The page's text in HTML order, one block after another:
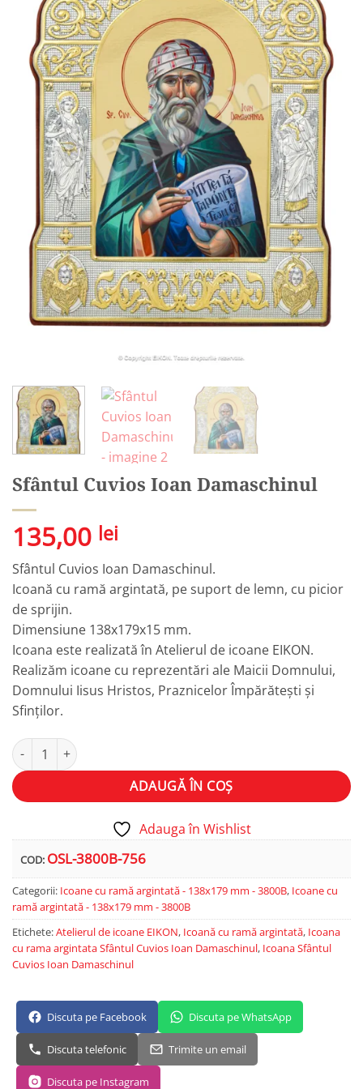
Sfântul Cuvios Ioan Damaschinul
135,00 lei
Sfântul Cuvios Ioan Damaschinul.
Icoană cu ramă argintată, pe suport de lemn, cu picior
de sprijin.
Dimensiune 138x179x15 mm.
Icoana este realizată în Atelierul de icoane EIKON.
Realizăm icoane cu reprezentări ale Maicii Domnului,
Domnului Iisus Hristos, Praznicelor Împărătești și
Sfinților.
Cantitate Sfântul Cuvios Ioan Damaschinul
ADAUGĂ ÎN COȘ
Alternative:
Adauga în Wishlist
COD: OSL-3800B-756
Categorii: Icoane cu ramă argintată - 138x179 mm - 3800B, Icoane cu
ramă argintată - 138x179 mm - 3800B
Etichete:Atelierul de icoane EIKON, Icoană cu ramă argintată, Icoana
cu rama argintata Sfântul Cuvios Ioan Damaschinul, Icoana Sfântul
Cuvios Ioan Damaschinul
Discuta pe Facebook Discuta pe WhatsApp
Discuta telefonic Trimite un email
Discuta pe Instagram